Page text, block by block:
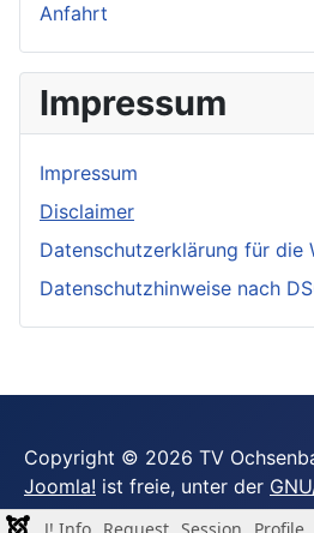
Anfahrt
Impressum
Impressum
Disclaimer
Datenschutzerklärung für die
Datenschutzhinweise nach
Copyright © 2026 TV
Joomla! ist freie, unter der